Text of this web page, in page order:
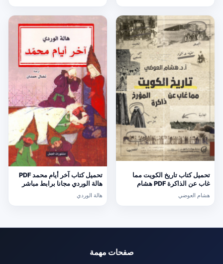
تحميل كتاب تاريخ الكويت مما
غاب عن الذاكرة PDF هشام
العوضي مجانا
هشام العوضي
تحميل كتاب آخر أيام محمد PDF
هالة الوردي مجانا برابط مباشر
هالة الوردي
صفحات مهمة